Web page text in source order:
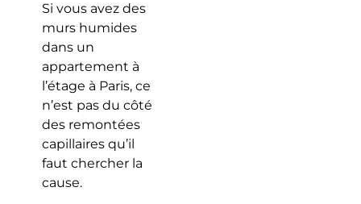
Si vous avez des
murs humides
dans un
appartement à
l’étage à Paris, ce
n’est pas du côté
des remontées
capillaires qu’il
faut chercher la
cause.